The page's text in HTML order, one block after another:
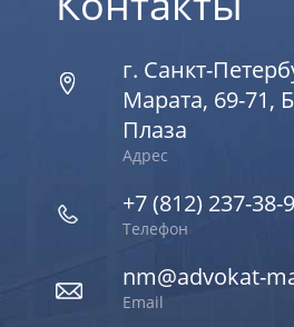
г. Санкт-
Марата, 69-71,
Плаза
Адрес
+7 (812) 237-38-
Телефон
nm@advokat-
Email